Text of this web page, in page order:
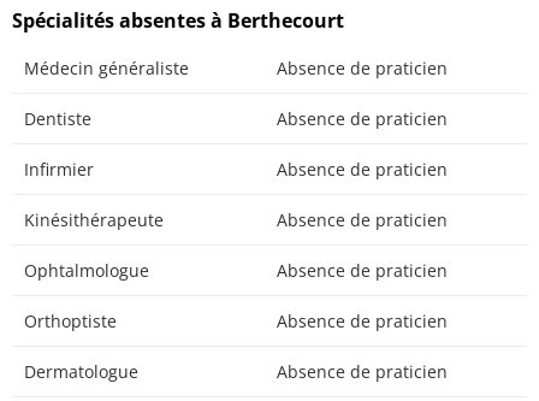
Spécialités absentes à Berthecourt
Médecin généraliste Absence de praticien
Dentiste Absence de praticien
Infirmier Absence de praticien
Kinésithérapeute Absence de praticien
Ophtalmologue Absence de praticien
Orthoptiste Absence de praticien
Dermatologue Absence de praticien